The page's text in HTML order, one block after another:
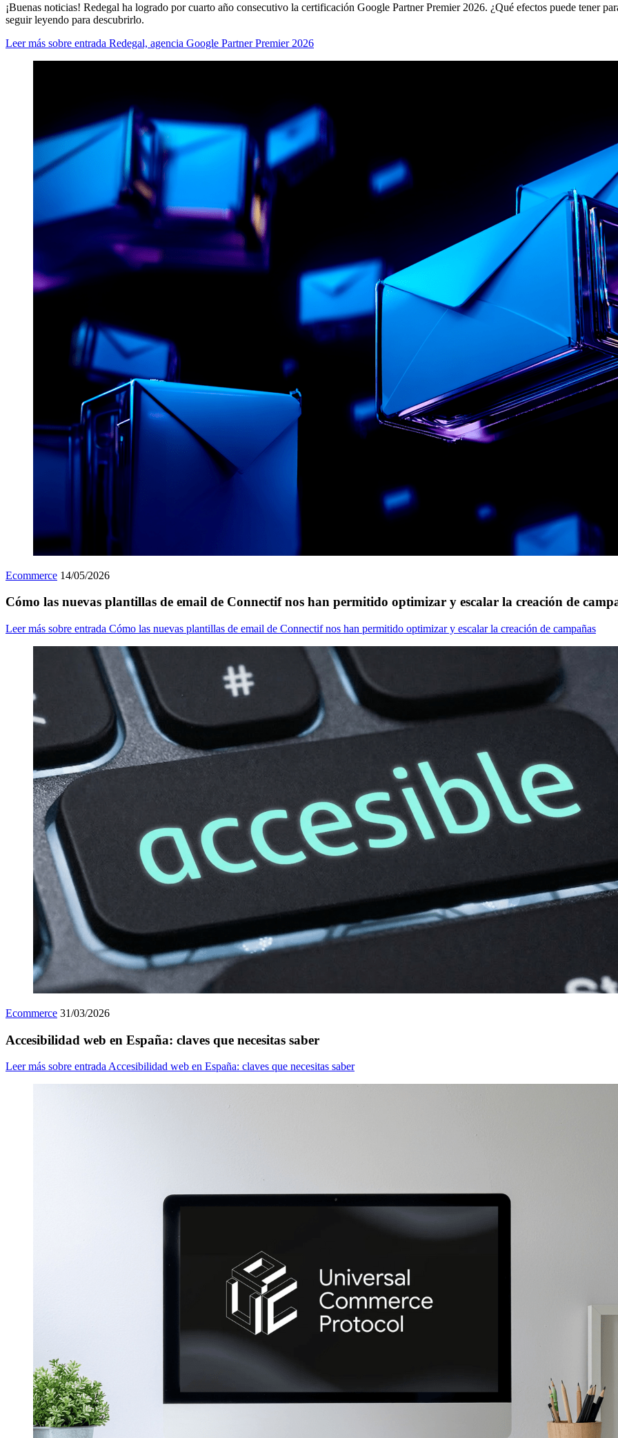
¡Buenas noticias! Redegal ha logrado por cuarto año consecutivo la certificación Google Partner Premier 2026. ¿Qué efectos puede tener
seguir leyendo para descubrirlo.
Leer más sobre entrada Redegal, agencia Google Partner Premier 2026
Ecommerce 14/05/2026
Cómo las nuevas plantillas de email de Connectif nos han permitido optimizar y escalar la creación de
Leer más sobre entrada Cómo las nuevas plantillas de email de Connectif nos han permitido optimizar y escalar la creación de campañas
Ecommerce 31/03/2026
Accesibilidad web en España: claves que necesitas saber
Leer más sobre entrada Accesibilidad web en España: claves que necesitas saber